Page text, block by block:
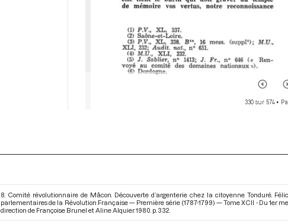
330 sur 574•
8. Comité révolutionnaire de Mâcon. Découverte d’argenterie chez la citoyenne Tonduré.
parlementaires de la Révolution Française — Première série (1787-1799) — Tome XCII - Du 1er
direction de Françoise Brunel et Aline Alquier. 1980. p. 332.